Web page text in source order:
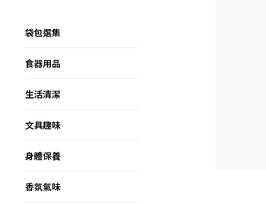
袋包選集
食器用品
生活清潔
文具趣味
身體保養
香氛氣味